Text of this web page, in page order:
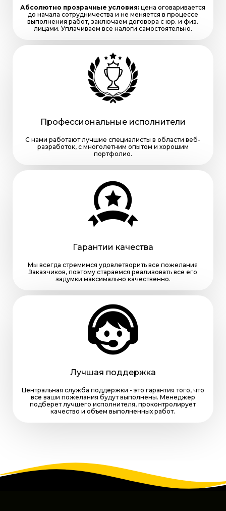
Абсолютно прозрачные условия: цена оговаривается
до начала сотрудничества и не меняется в процессе
выполнения работ, заключаем договора с юр. и физ.
лицами. Уплачиваем все налоги самостоятельно.
Профессиональные исполнители
С нами работают лучшие специалисты в области веб-
разработок, с многолетним опытом и хорошим
портфолио.
Гарантии качества
Мы всегда стремимся удовлетворить все пожелания
Заказчиков, поэтому стараемся реализовать все его
задумки максимально качественно.
Лучшая поддержка
Центральная служба поддержки - это гарантия того, что
все ваши пожелания будут выполнены. Менеджер
подберет лучшего исполнителя, проконтролирует
качество и объем выполненных работ.